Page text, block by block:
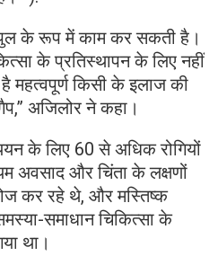
के रूप में काम कर सकती है।
के प्रतिस्थापन के लिए नहीं
महत्वपूर्ण किसी के इलाज की
अजिलोर ने कहा।
के लिए 60 से अधिक रोगियों
अवसाद और चिंता के लक्षणों
कर रहे थे, और मस्तिष्क
समाधान चिकित्सा के
था।